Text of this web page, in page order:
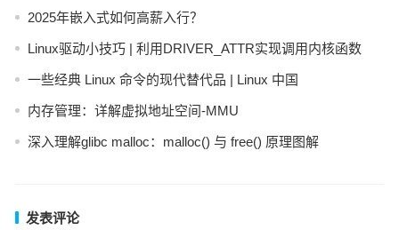
2025年嵌入式如何高薪入行？
Linux驱动小技巧 | 利用DRIVER_ATTR实现调用内核函数
一些经典 Linux 命令的现代替代品 | Linux 中国
内存管理：详解虚拟地址空间-MMU
深入理解glibc malloc：malloc() 与 free() 原理图解
发表评论